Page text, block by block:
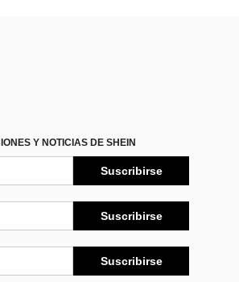
Y NOTICIAS DE SHEIN
Suscribirse
Suscribirse
Suscribirse